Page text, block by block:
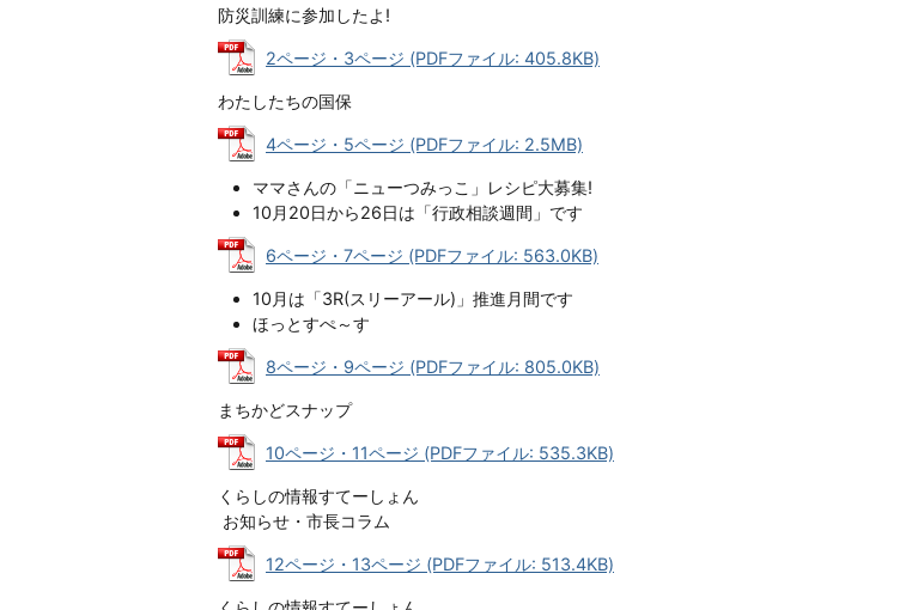
防災訓練に参加したよ!
2ページ・3ページ (PDFファイル: 405.8KB)
わたしたちの国保
4ページ・5ページ (PDFファイル: 2.5MB)
ママさんの「ニューつみっこ」レシピ大募集!
10月20日から26日は「行政相談週間」です
6ページ・7ページ (PDFファイル: 563.0KB)
10月は「3R(スリーアール)」推進月間です
ほっとすぺ～す
8ページ・9ページ (PDFファイル: 805.0KB)
まちかどスナップ
10ページ・11ページ (PDFファイル: 535.3KB)
くらしの情報すてーしょん
お知らせ・市長コラム
12ページ・13ページ (PDFファイル: 513.4KB)